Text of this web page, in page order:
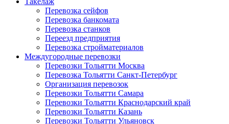
Перевозка сейфов
Перевозка банкомата
Перевозка станков
Переезд предприятия
Перевозка стройматериалов
Междугородные перевозки
Перевозки Тольятти Москва
Перевозка Тольятти Санкт-Петербург
Организация перевозок
Перевозки Тольятти Самара
Перевозки Тольятти Краснодарский край
Перевозки Тольятти Казань
Перевозки Тольятти Ульяновск